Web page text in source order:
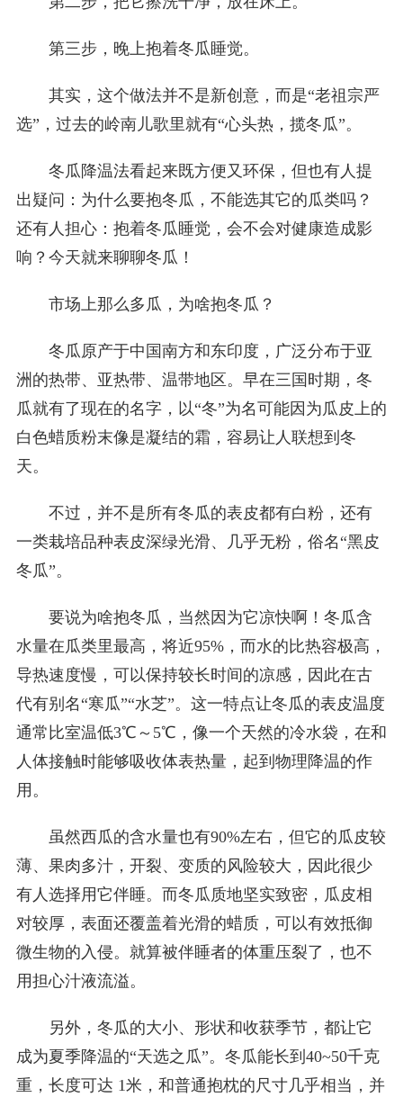
第三步，晚上抱着冬瓜睡觉。
其实，这个做法并不是新创意，而是“老祖宗严
选”，过去的岭南儿歌里就有“心头热，揽冬瓜”。
冬瓜降温法看起来既方便又环保，但也有人提
出疑问：为什么要抱冬瓜，不能选其它的瓜类吗？
还有人担心：抱着冬瓜睡觉，会不会对健康造成影
响？今天就来聊聊冬瓜！
市场上那么多瓜，为啥抱冬瓜？
冬瓜原产于中国南方和东印度，广泛分布于亚
洲的热带、亚热带、温带地区。早在三国时期，冬
瓜就有了现在的名字，以“冬”为名可能因为瓜皮上的
白色蜡质粉末像是凝结的霜，容易让人联想到冬
天。
不过，并不是所有冬瓜的表皮都有白粉，还有
一类栽培品种表皮深绿光滑、几乎无粉，俗名“黑皮
冬瓜”。
要说为啥抱冬瓜，当然因为它凉快啊！冬瓜含
水量在瓜类里最高，将近95%，而水的比热容极高，
导热速度慢，可以保持较长时间的凉感，因此在古
代有别名“寒瓜”“水芝”。这一特点让冬瓜的表皮温度
通常比室温低3℃～5℃，像一个天然的冷水袋，在和
人体接触时能够吸收体表热量，起到物理降温的作
用。
虽然西瓜的含水量也有90%左右，但它的瓜皮较
薄、果肉多汁，开裂、变质的风险较大，因此很少
有人选择用它伴睡。而冬瓜质地坚实致密，瓜皮相
对较厚，表面还覆盖着光滑的蜡质，可以有效抵御
微生物的入侵。就算被伴睡者的体重压裂了，也不
用担心汁液流溢。
另外，冬瓜的大小、形状和收获季节，都让它
成为夏季降温的“天选之瓜”。冬瓜能长到40~50千克
重，长度可达 1米，和普通抱枕的尺寸几乎相当，并